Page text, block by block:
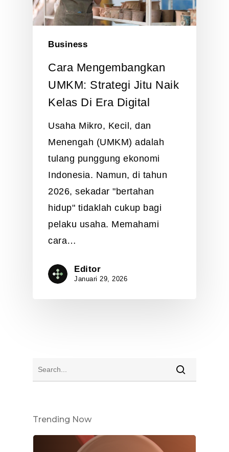
Business
Cara Mengembangkan
UMKM: Strategi Jitu Naik
Kelas Di Era Digital
Usaha Mikro, Kecil, dan
Menengah (UMKM) adalah
tulang punggung ekonomi
Indonesia. Namun, di tahun
2026, sekadar "bertahan
hidup" tidaklah cukup bagi
pelaku usaha. Memahami
cara…
Editor
Januari 29, 2026
Trending Now